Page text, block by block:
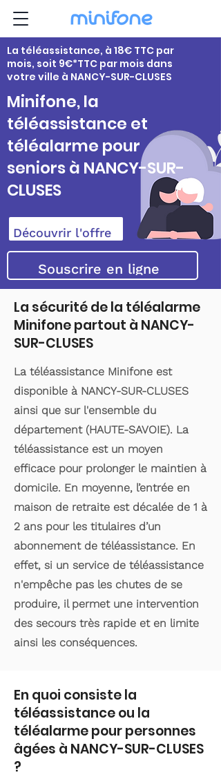
La téléassistance, à 18€ TTC par
mois, soit 9€*TTC par mois dans
votre ville à NANCY-SUR-CLUSES
Minifone, la
téléassistance et
téléalarme pour
seniors à NANCY-SUR-
CLUSES
Découvrir l'offre
Souscrire en ligne
La sécurité de la téléalarme
Minifone partout à NANCY-
SUR-CLUSES
La téléassistance Minifone est
disponible à NANCY-SUR-CLUSES
ainsi que sur l'ensemble du
département (HAUTE-SAVOIE). La
téléassistance est un moyen
efficace pour prolonger le maintien à
domicile. En moyenne, l’entrée en
maison de retraite est décalée de 1 à
2 ans pour les titulaires d’un
abonnement de téléassistance. En
effet, si un service de téléassistance
n'empêche pas les chutes de se
produire, il permet une intervention
des secours très rapide et en limite
ainsi les conséquences.
En quoi consiste la
téléassistance ou la
téléalarme pour personnes
âgées à NANCY-SUR-CLUSES
?